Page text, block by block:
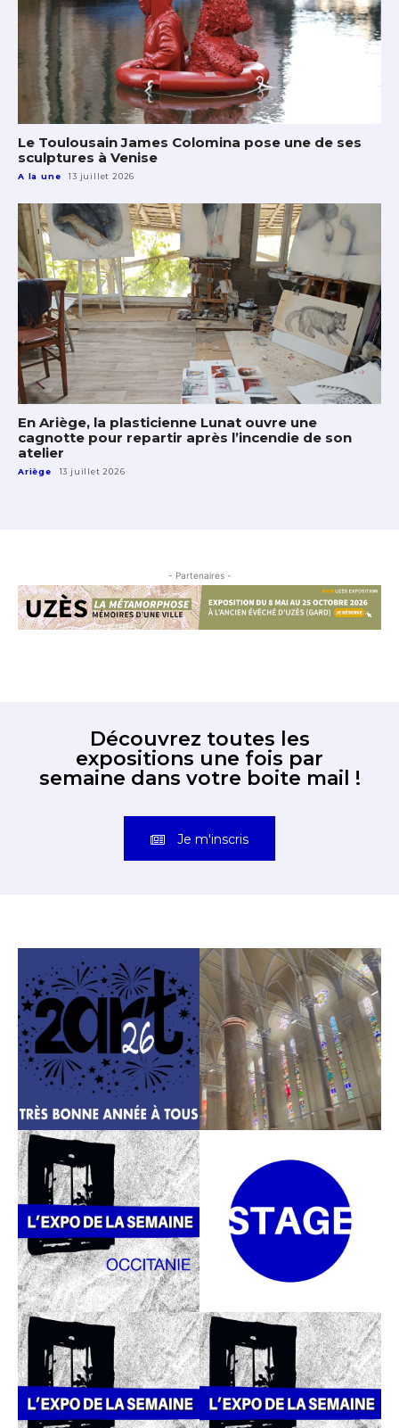
Le Toulousain James Colomina pose une de ses
sculptures à Venise
A la une 13 juillet 2026
En Ariège, la plasticienne Lunat ouvre une
cagnotte pour repartir après l’incendie de son
atelier
Ariège 13 juillet 2026
- Partenaires -
Découvrez toutes les
expositions une fois par
semaine dans votre boite mail !
Je m'inscris